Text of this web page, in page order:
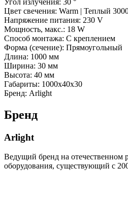
Цвет свечения: Warm | Теплый
Напряжение питания: 230 V
Мощность, макс.: 18 W
Способ монтажа: С креплением
Форма (сечение): Прямоугольный
Длина: 1000 мм
Ширина: 30 мм
Высота: 40 мм
Габариты: 1000x40x30
Бренд: Arlight
Бренд
Arlight
Ведущий бренд на отечественном
оборудования, существующий с